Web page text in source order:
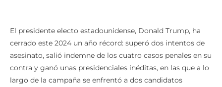
El presidente electo estadounidense, Donald Trump, ha
cerrado este 2024 un año récord: superó dos intentos de
asesinato, salió indemne de los cuatro casos penales en su
contra y ganó unas presidenciales inéditas, en las que a lo
largo de la campaña se enfrentó a dos candidatos